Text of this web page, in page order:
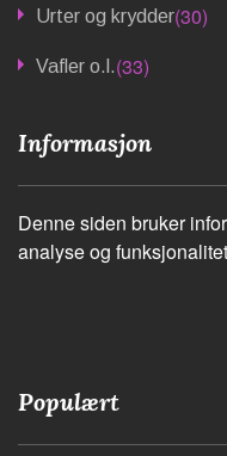
Urter og krydder(30)
Vafler o.l.(33)
Informasjon
Denne siden bruker
analyse og
Populært